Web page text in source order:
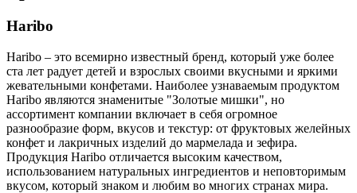
Haribo
Haribo – это всемирно известный бренд, который уже более
ста лет радует детей и взрослых своими вкусными и яркими
жевательными конфетами. Наиболее узнаваемым продуктом
Haribo являются знаменитые "Золотые мишки", но
ассортимент компании включает в себя огромное
разнообразие форм, вкусов и текстур: от фруктовых желейных
конфет и лакричных изделий до мармелада и зефира.
Продукция Haribo отличается высоким качеством,
использованием натуральных ингредиентов и неповторимым
вкусом, который знаком и любим во многих странах мира.